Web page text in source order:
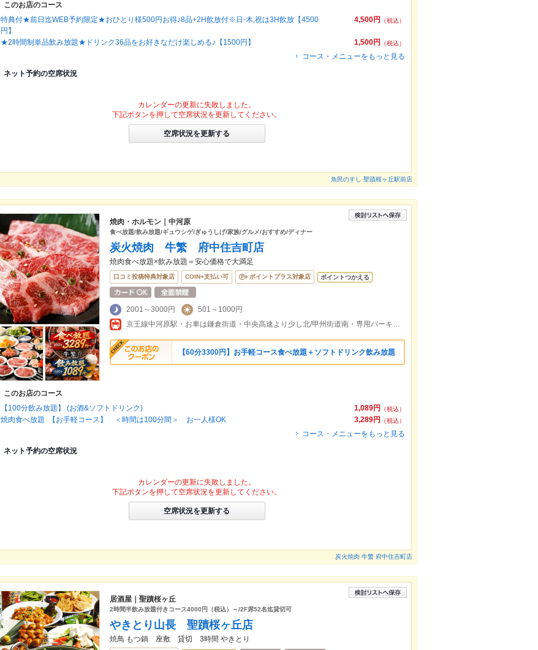
このお店のコース
4,500円
（税込）
特典付★前日迄WEB予約限定★おひとり様500円お得♪8品+2H飲放付※日-木,祝は3H飲放【4500
円】
1,500円
（税込）
★2時間制単品飲み放題★ドリンク36品をお好きなだけ楽しめる♪【1500円】
コース・メニューをもっと見る
ネット予約の空席状況
カレンダーの更新に失敗しました。
下記ボタンを押して空席状況を更新してください。
空席状況を更新する
魚民のすし 聖蹟桜ヶ丘駅前店
焼肉・ホルモン｜中河原
食べ放題/飲み放題/ギュウシゲ/ぎゅうしげ/家族/グルメ/おすすめ/ディナー
炭火焼肉 牛繁 府中住吉町店
焼肉食べ放題×飲み放題＝安心価格で大満足
口コミ投稿特典対象店 COIN+支払い可 ポイントプラス対象店 ポイントつかえる
2001～3000円
501～1000円
京王線中河原駅・お車は鎌倉街道・中央高速より少し北/甲州街道南・専用パーキングあり
【60分3300円】お手軽コース食べ放題＋ソフトドリンク飲み放題
このお店のコース
1,089円
（税込）
【100分飲み放題】 (お酒&ソフトドリンク)
3,289円
（税込）
焼肉食べ放題 【お手軽コース】 ＜時間は100分間＞ お一人様OK
コース・メニューをもっと見る
ネット予約の空席状況
カレンダーの更新に失敗しました。
下記ボタンを押して空席状況を更新してください。
空席状況を更新する
炭火焼肉 牛繁 府中住吉町店
居酒屋｜聖蹟桜ヶ丘
2時間半飲み放題付きコース4000円（税込）～/2F席52名迄貸切可
やきとり山長 聖蹟桜ヶ丘店
焼鳥 もつ鍋 座敷 貸切 3時間 やきとり